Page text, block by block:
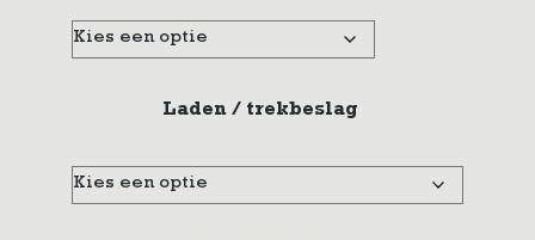
Laden / trekbeslag